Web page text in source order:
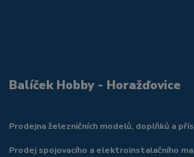
Balíček Hobby - Horažďovice
Prodejna železničních modelů, doplňků a
Prodej spojovacího a elektroinstalačního